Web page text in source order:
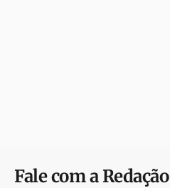
Fale com a Redação